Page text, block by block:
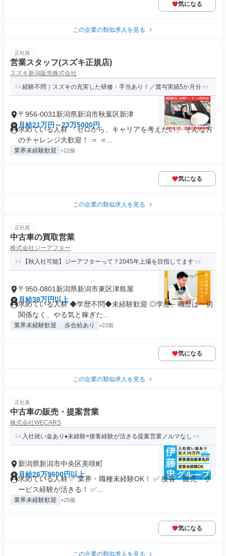
気になる
この企業の類似求人を見る
正社員
営業スタッフ(スズキ正規店)
スズキ新潟販売株式会社
経験不問｜スズキの充実した研修・手当あり！／賞与実績5か月分
〒956-0031新潟県新潟市秋葉区新津
月給21万円～23万5000円
求めている人材 「ゼロから、キャリアを考えたい」 そんな方
のチャレンジ大歓迎！ ＝ ＝...
業界未経験歓迎 +22個
気になる
この企業の類似求人を見る
正社員
中古車の買取営業
株式会社ジーアフター
【秋入社可能】ジーアフターって？2045年上場を目指してます
〒950-0801新潟県新潟市東区津島屋
月給38万円以上
求めている人材 ◆学歴不問◆未経験歓迎 ◎学歴、職歴は一切
関係なく、やる気と稼ぎた...
業界未経験歓迎 歩合給あり +23個
気になる
この企業の類似求人を見る
正社員
中古車の販売・提案営業
株式会社WECARS
入社祝い金あり♦︎未経験×接客経験が活きる提案営業ノルマなし
新潟県新潟市中央区美咲町
月給26万9600円以上
求めている人材 ✅ 業界・職種未経験OK！ ✅ 接客・販売・サ
ービス経験が活きる！ ✅...
業界未経験歓迎 +25個
気になる
この企業の類似求人を見る